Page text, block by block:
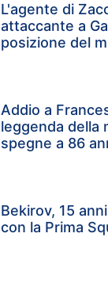
L'agente di
attaccante a
posizione del
Addio a
leggenda della
spegne a 86
Bekirov, 15
con la Prima